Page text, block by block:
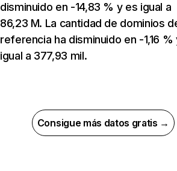
disminuido en -14,83 % y es igual a
86,23 M. La cantidad de dominios
referencia ha disminuido en -1,16 %
igual a 377,93 mil.
Consigue más datos gratis →